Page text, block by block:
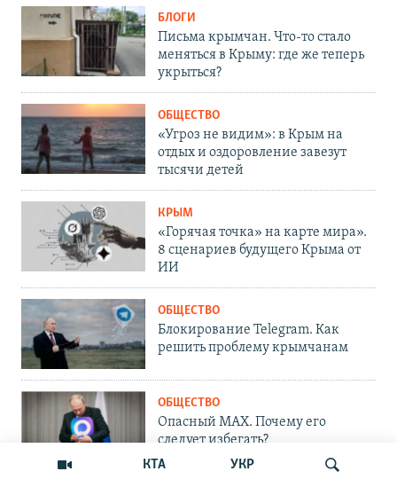
КТА УКР
БЛОГИ
Письма крымчан. Что-то стало
меняться в Крыму: где же теперь
укрыться?
ОБЩЕСТВО
«Угроз не видим»: в Крым на
отдых и оздоровление завезут
тысячи детей
КРЫМ
«Горячая точка» на карте мира».
8 сценариев будущего Крыма от
ИИ
ОБЩЕСТВО
Блокирование Telegram. Как
решить проблему крымчанам
ОБЩЕСТВО
Опасный MAX. Почему его
следует избегать?